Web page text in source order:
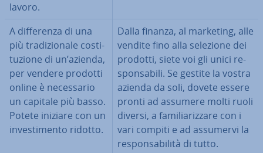
lavoro.
A dif­fe­ren­za di una
più tra­di­zio­na­le co­sti­
tu­zio­ne di un’azienda,
per vendere prodotti
online è ne­ces­sa­rio
un capitale più basso.
Potete iniziare con un
in­ve­sti­men­to ridotto.
Dalla finanza, al marketing, alle
vendite fino alla selezione dei
prodotti, siete voi gli unici re­
spon­sa­bi­li. Se gestite la vostra
azienda da soli, dovete essere
pronti ad assumere molti ruoli
diversi, a fa­mi­lia­riz­za­re con i
vari compiti e ad assumervi la
re­spon­sa­bi­li­tà di tutto.